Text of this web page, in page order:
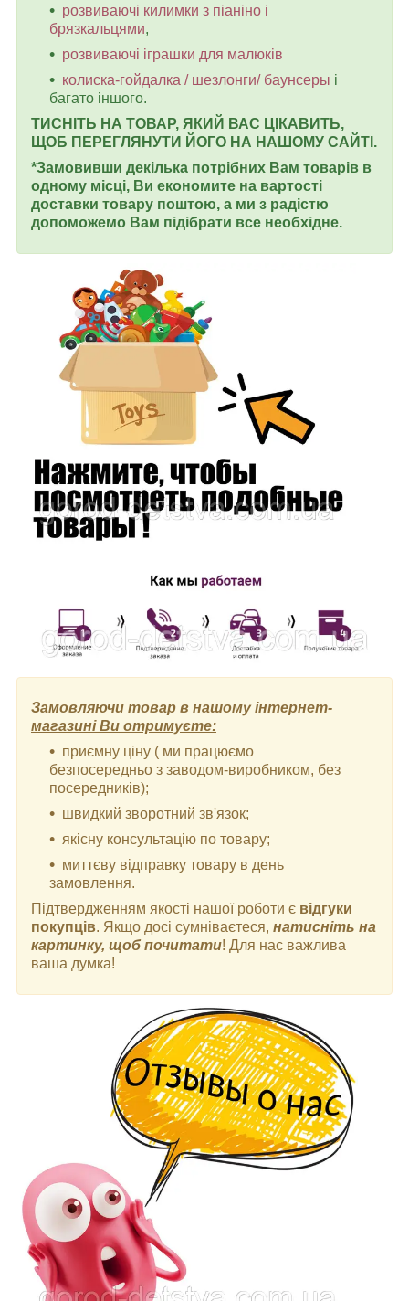
розвиваючі килимки з піаніно і
брязкальцями,
розвиваючі іграшки для малюків
колиска-гойдалка / шезлонги/ баунсеры і
багато іншого.
ТИСНІТЬ НА ТОВАР, ЯКИЙ ВАС ЦІКАВИТЬ,
ЩОБ ПЕРЕГЛЯНУТИ ЙОГО НА НАШОМУ САЙТІ.
*Замовивши декілька потрібних Вам товарів в
одному місці, Ви економите на вартості
доставки товару поштою, а ми з радістю
допоможемо Вам підібрати все необхідне.
Замовляючи товар в нашому інтернет-
магазині Ви отримуєте:
приємну ціну ( ми працюємо
безпосередньо з заводом-виробником, без
посередників);
швидкий зворотний зв'язок;
якісну консультацію по товару;
миттєву відправку товару в день
замовлення.
Підтвердженням якості нашої роботи є відгуки
покупців. Якщо досі сумніваєтеся, натисніть на
картинку, щоб почитати! Для нас важлива
ваша думка!